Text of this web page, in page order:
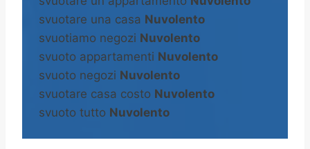
svuotare una casa Nuvolento
svuotiamo negozi Nuvolento
svuoto appartamenti Nuvolento
svuoto negozi Nuvolento
svuotare casa costo Nuvolento
svuoto tutto Nuvolento